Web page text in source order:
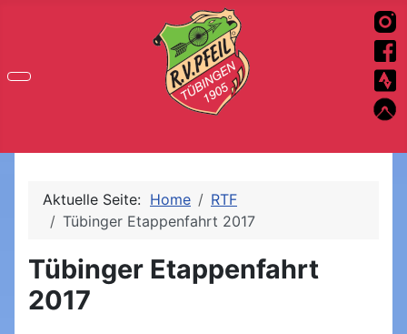
Aktuelle Seite: Home
RTF
Tübinger Etappenfahrt 2017
Tübinger Etappenfahrt
2017